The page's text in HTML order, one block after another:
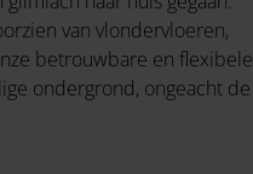
van vlondervloeren,
betrouwbare en flexibele
ondergrond, ongeacht de